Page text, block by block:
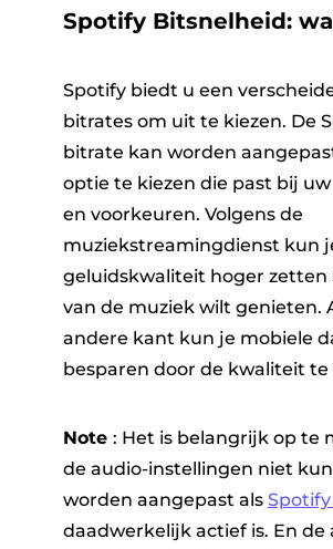
Spotify Bitsnelheid:
Spotify biedt u een
bitrates om uit te kiezen. De
bitrate kan worden
optie te kiezen die past bij
en voorkeuren. Volgens de
muziekstreamingdienst kun
geluidskwaliteit hoger zetten
van de muziek wilt genieten.
andere kant kun je mobiele
besparen door de kwaliteit te
Note : Het is belangrijk op te
de audio-instellingen niet
worden aangepast als
daadwerkelijk actief is. En de